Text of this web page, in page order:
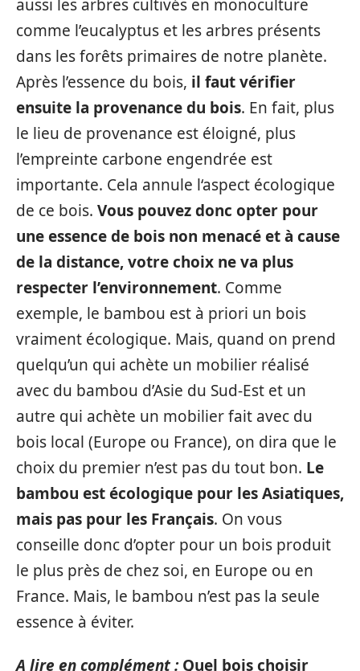
aussi les arbres cultivés en monoculture
comme l’eucalyptus et les arbres présents
dans les forêts primaires de notre planète.
Après l’essence du bois, il faut vérifier
ensuite la provenance du bois. En fait, plus
le lieu de provenance est éloigné, plus
l’empreinte carbone engendrée est
importante. Cela annule l‘aspect écologique
de ce bois. Vous pouvez donc opter pour
une essence de bois non menacé et à cause
de la distance, votre choix ne va plus
respecter l’environnement. Comme
exemple, le bambou est à priori un bois
vraiment écologique. Mais, quand on prend
quelqu’un qui achète un mobilier réalisé
avec du bambou d’Asie du Sud-Est et un
autre qui achète un mobilier fait avec du
bois local (Europe ou France), on dira que le
choix du premier n’est pas du tout bon. Le
bambou est écologique pour les Asiatiques,
mais pas pour les Français. On vous
conseille donc d’opter pour un bois produit
le plus près de chez soi, en Europe ou en
France. Mais, le bambou n’est pas la seule
essence à éviter.
A lire en complément : Quel bois choisir